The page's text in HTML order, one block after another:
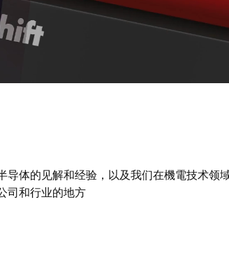
体的见解和经验，以及我们在機電技术领
司和行业的地方